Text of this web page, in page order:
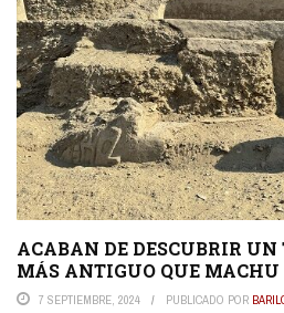
ACABAN DE DESCUBRIR
MÁS ANTIGUO QUE
7 SEPTIEMBRE, 2024 PUBLICADO POR